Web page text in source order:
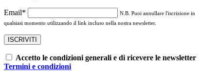
Email*
N.B. Puoi annullare l'iscrizione in
qualsiasi momento utilizzando il link incluso nella nostra newsletter.
Accetto le condizioni generali e di ricevere le newsletter
Termini e condizioni